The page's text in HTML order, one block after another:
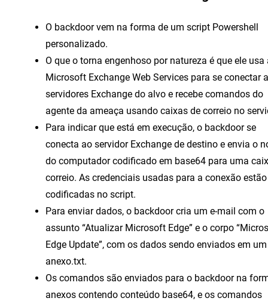
O backdoor vem na forma de um script Powershell
personalizado.
O que o torna engenhoso por natureza é que ele usa
Microsoft Exchange Web Services para se conectar
servidores Exchange do alvo e recebe comandos do
agente da ameaça usando caixas de correio no
Para indicar que está em execução, o backdoor se
conecta ao servidor Exchange de destino e envia o
do computador codificado em base64 para uma
correio. As credenciais usadas para a conexão estão
codificadas no script.
Para enviar dados, o backdoor cria um e-mail com o
assunto “Atualizar Microsoft Edge” e o corpo
Edge Update”, com os dados sendo enviados em um
anexo.txt.
Os comandos são enviados para o backdoor na
anexos contendo conteúdo base64, e os comandos